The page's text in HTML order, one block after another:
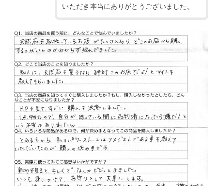
いただき本当にありがとうございました。